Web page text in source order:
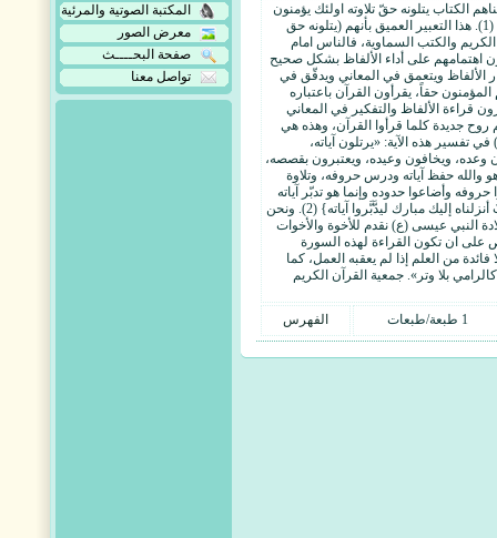
الكتاب يتلونه حقّ تلاوته اولئك يؤمنون
به ومن يكفر به فأولئك هم الخاسرون} (1). هذا التعبير العميق بأنهم (يتلونه حق
والكتب السماوية، فالناس امام
اهتمامهم على أداء الألفاظ بشكل صحيح
الألفاظ ويتعمق في المعاني ويدقّق في
حقاً، يقرأون القرآن باعتباره
قراءة الألفاظ والتفكير في المعاني
جديدة كلما قرأوا القرآن، وهذه هي
تفسير هذه الآية: «يرتلون آياته،
وعده، ويخافون وعيده، ويعتبرون بقصصه،
هو والله حفظ آياته ودرس حروفه، وتلاوة
وأضاعوا حدوده وإنما هو تدبّر آياته
والعمل بأركانه»، قال الله تعالى: {كتابٌ أنزلناه إليك مبارك ليدَّبَّروا آياته} (2). ونحن
النبي عيسى (ع) نقدم للأخوة والأخوات
ان تكون القراءة لهذه السورة
من العلم إذا لم يعقبه العمل، كما
بلا وتر». جمعية القرآن الكريم
1 طبعة/طبعات الفهرس
المكتبة الصوتية والمرئية
معرض الصور
صفحة البحــــث
تواصل معنا